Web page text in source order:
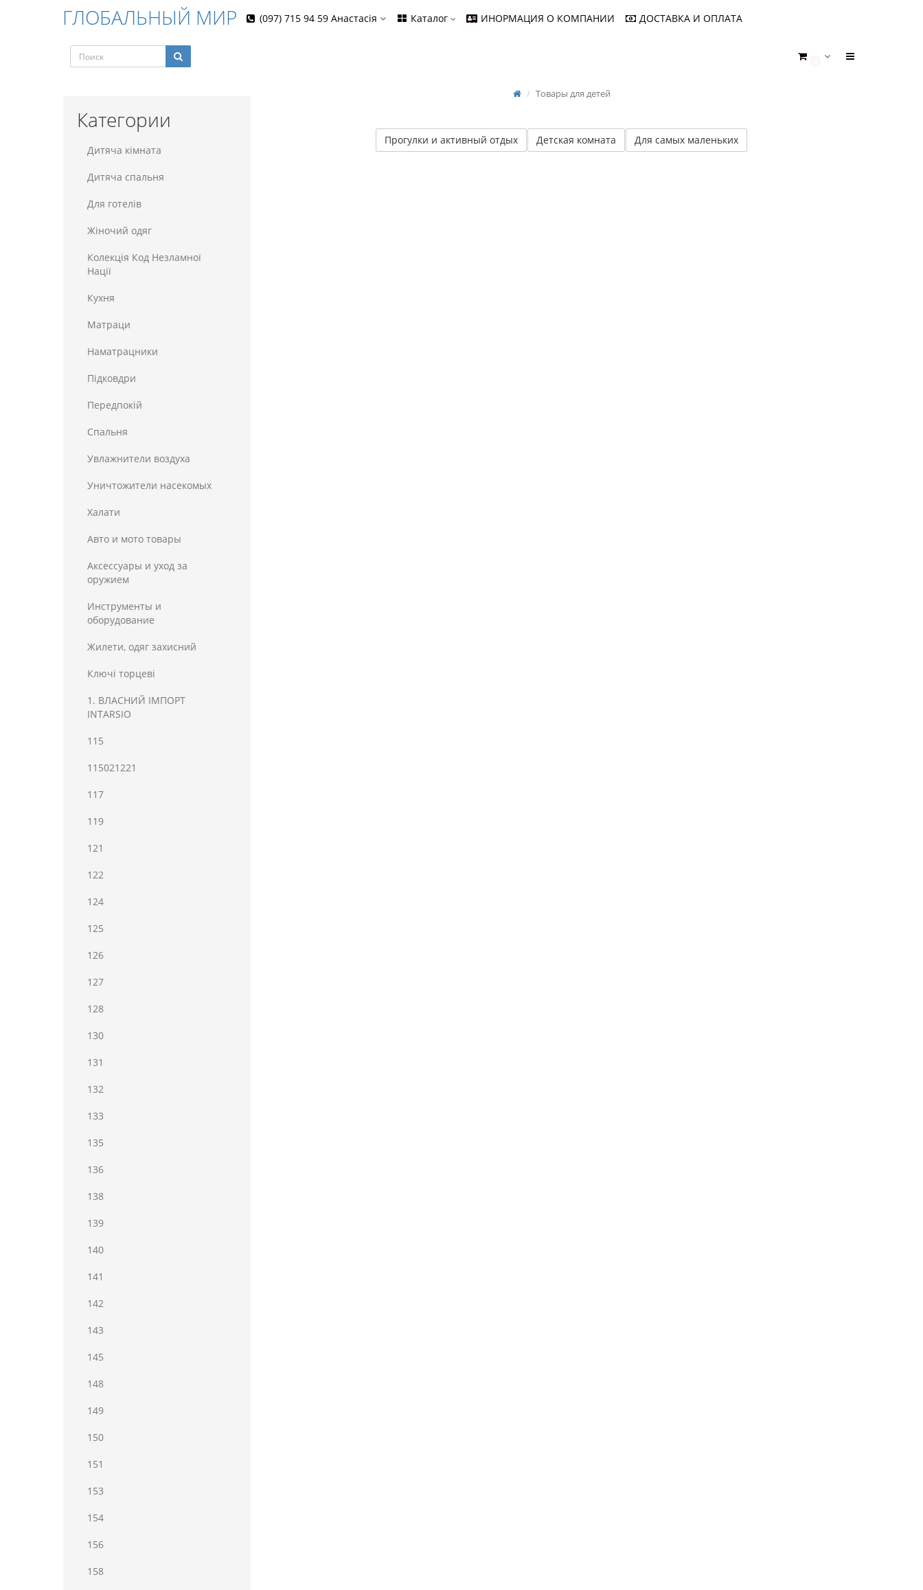
ГЛОБАЛЬНЫЙ МИР (097) 715 94 59 Анастасія Каталог ИНОРМАЦИЯ О КОМПАНИИ ДОСТАВКА И ОПЛАТА
Категории
Дитяча кімната
Дитяча спальня
Для готелiв
Жіночий одяг
Колекція Код Незламної
Нації
Кухня
Матраци
Наматрацники
Пiдковдри
Передпокій
Спальня
Увлажнители воздуха
Уничтожители насекомых
Халати
Авто и мото товары
Аксессуары и уход за
оружием
Инструменты и
оборудование
Жилети, одяг захисний
Ключі торцеві
1. ВЛАСНИЙ ІМПОРТ
INTARSIO
115
115021221
117
119
121
122
124
125
126
127
128
130
131
132
133
135
136
138
139
140
141
142
143
145
148
149
150
151
153
154
156
158
Товары для детей
Прогулки и активный отдых Детская комната Для самых маленьких